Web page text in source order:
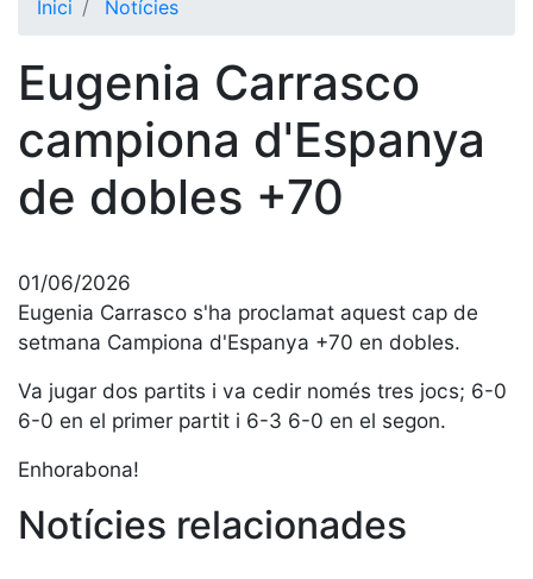
Història
La nostra
història
Cronologia
Presidents
Junta
directiva
i comités
Estructura
Serveis
Inici Notícies
Eugenia Carrasco
campiona d'Espanya
de dobles +70
01/06/2026
Eugenia Carrasco s'ha proclamat aquest cap de
setmana Campiona d'Espanya +70 en dobles.
Va jugar dos partits i va cedir només tres jocs; 6-0
6-0 en el primer partit i 6-3 6-0 en el segon.
Enhorabona!
Notícies relacionades